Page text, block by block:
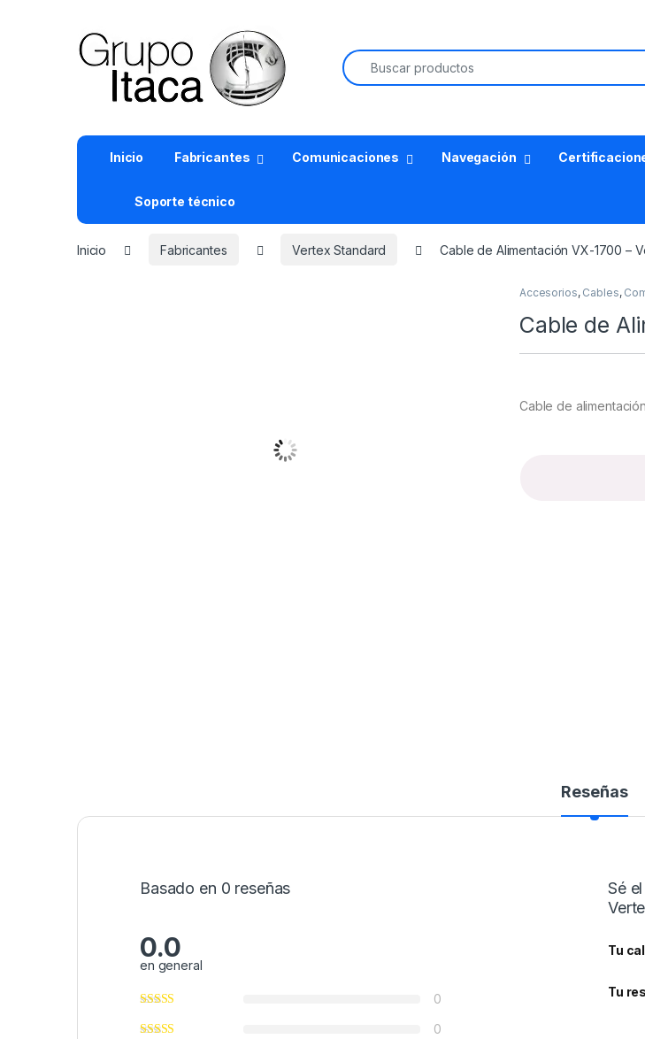
Buscar:
Inicio Fabricantes Comunicaciones Navegación
Soporte técnico
Inicio Fabricantes Vertex Standard Cable de Alimentación VX-1700 –
Accesorios, Cables,
Cable de
Cable de
Reseñas
Basado en 0 reseñas
0.0
en general
0
0
Sé
Tu
Tu